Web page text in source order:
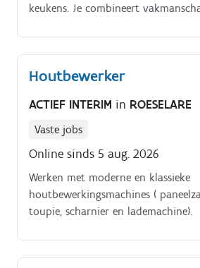
keukens. Je combineert
Houtbewerker
ACTIEF INTERIM in ROESELARE
Vaste jobs
Online sinds 5 aug. 2026
Werken met moderne en klassieke
houtbewerkingsmachines (
toupie, scharnier en lademachine).